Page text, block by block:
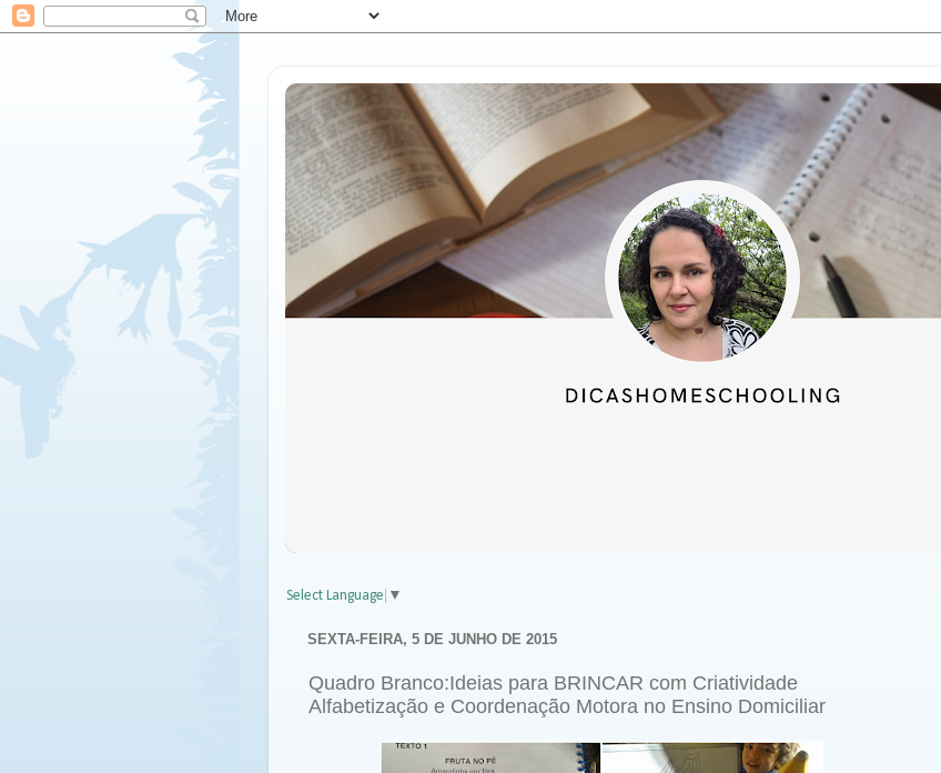
Select Language ▼
SEXTA-FEIRA, 5 DE JUNHO DE 2015
Quadro Branco:Ideias para BRINCAR com Criatividade
Alfabetização e Coordenação Motora no Ensino Domiciliar